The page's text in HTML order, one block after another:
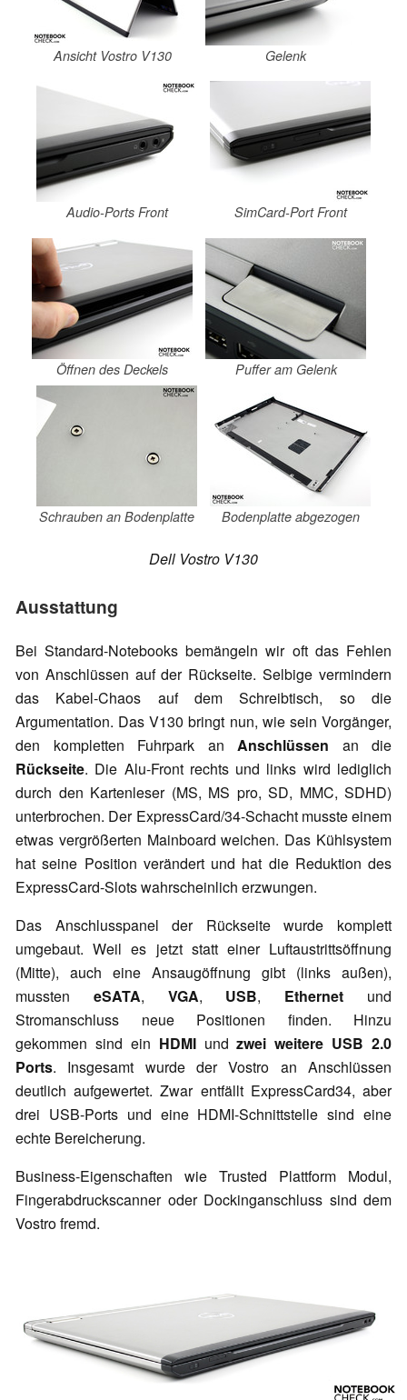
Ansicht Vostro V130 Gelenk
Audio-Ports Front SimCard-Port Front
Öffnen des Deckels Puffer am Gelenk
Schrauben an Bodenplatte Bodenplatte abgezogen
Dell Vostro V130
Ausstattung
Bei Standard-Notebooks bemängeln wir oft das Fehlen
von Anschlüssen auf der Rückseite. Selbige vermindern
das Kabel-Chaos auf dem Schreibtisch, so die
Argumentation. Das V130 bringt nun, wie sein Vorgänger,
den kompletten Fuhrpark an Anschlüssen an die
Rückseite. Die Alu-Front rechts und links wird lediglich
durch den Kartenleser (MS, MS pro, SD, MMC, SDHD)
unterbrochen. Der ExpressCard/34-Schacht musste einem
etwas vergrößerten Mainboard weichen. Das Kühlsystem
hat seine Position verändert und hat die Reduktion des
ExpressCard-Slots wahrscheinlich erzwungen.
Das Anschlusspanel der Rückseite wurde komplett
umgebaut. Weil es jetzt statt einer Luftaustrittsöffnung
(Mitte), auch eine Ansaugöffnung gibt (links außen),
mussten eSATA, VGA, USB, Ethernet und
Stromanschluss neue Positionen finden. Hinzu
gekommen sind ein HDMI undzwei weitere USB 2.0
Ports. Insgesamt wurde der Vostro an Anschlüssen
deutlich aufgewertet. Zwar entfällt ExpressCard34, aber
drei USB-Ports und eine HDMI-Schnittstelle sind eine
echte Bereicherung.
Business-Eigenschaften wie Trusted Plattform Modul,
Fingerabdruckscanner oder Dockinganschluss sind dem
Vostro fremd.